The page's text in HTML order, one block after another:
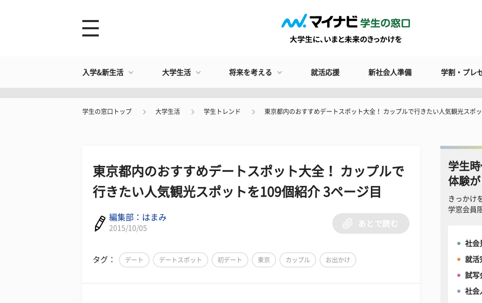
入学&新生活 大学生活 将来を考える 就活応援 新社会人準備 学割・プレ
学生の窓口トップ 大学生活 学生トレンド 東京都内のおすすめデートスポット大全！ カップルで行きたい人気観光スポ
東京都内のおすすめデートスポット大全！ カップルで
行きたい人気観光スポットを109個紹介 3ページ目
編集部：はまみ
2015/10/05
あとで読む
タグ： デート デートスポット 初デート 東京 カップル お出かけ
学生
体験が
きっかけ
学窓会員
社会
就活
試写
社会